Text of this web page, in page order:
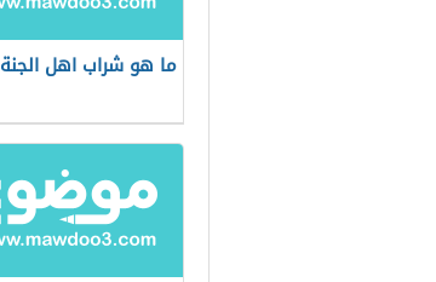
ما هو شراب اهل الجنة